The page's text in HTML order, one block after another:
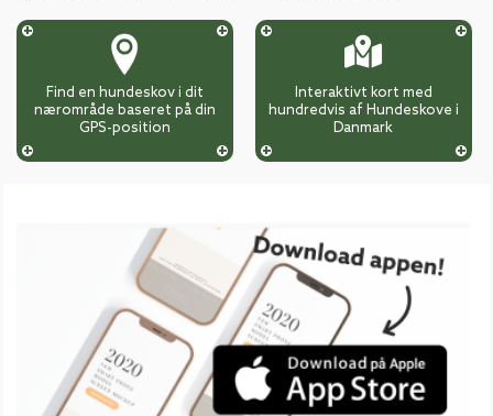
Find en hundeskov i dit
nærområde baseret på din
GPS-position
Interaktivt kort med
hundredvis af Hundeskove i
Danmark